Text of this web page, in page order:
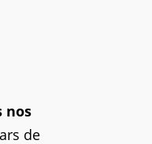
nos
de